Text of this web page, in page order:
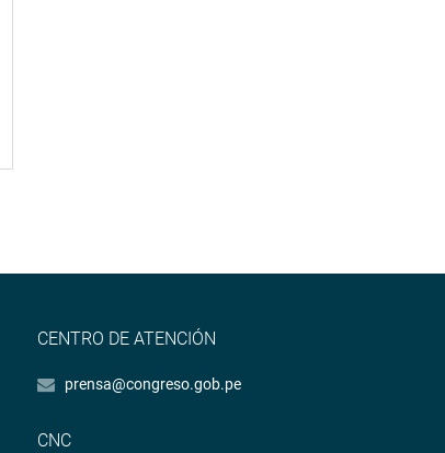
CENTRO DE ATENCIÓN
prensa@congreso.gob.pe
CNC